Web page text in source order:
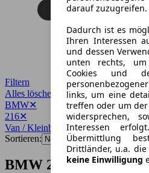
Filtern
Alles löschen
BMW✕
216✕
Van / Kleinbus
✕
Sortieren:
BMW 216 Van /
darauf zuzugreifen.
Dadurch ist es
Ihren Interessen
und dessen
unten rechts,
Cookies und
links, um eine
treffen oder um
widersprechen,
Interessen
Übermittlung
Drittländer, u.a. die
keine Einwilligung